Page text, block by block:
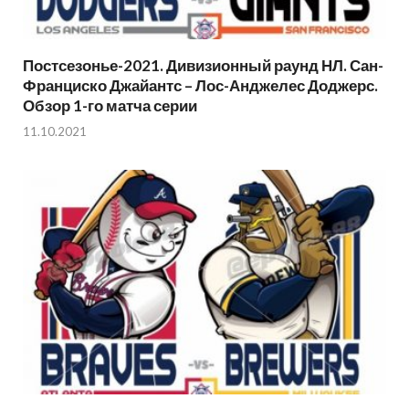
Постсезонье-2021. Дивизионный раунд НЛ. Сан-
Франциско Джайантс – Лос-Анджелес Доджерс.
Обзор 1-го матча серии
11.10.2021